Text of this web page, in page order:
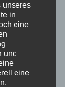
unseres
in
eine
und
eine